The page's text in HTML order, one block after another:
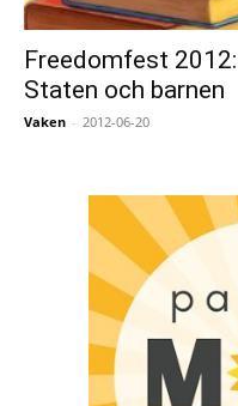
Freedomfest
Staten och barnen
Vaken - 2012-06-20